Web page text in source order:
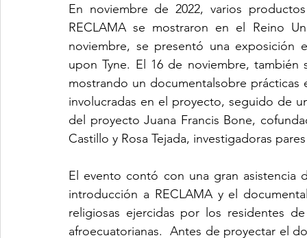
En noviembre de 2022, varios
RECLAMA se mostraron en el Reino
noviembre, se presentó una exposición
upon Tyne. El 16 de noviembre,
mostrando un documentalsobre prácticas
involucradas en el proyecto, seguido de
del proyecto Juana Francis Bone,
Castillo y Rosa Tejada, investigadoras
El evento contó con una gran
introducción a RECLAMA y el
religiosas ejercidas por los residentes
afroecuatorianas.  Antes de proyectar el